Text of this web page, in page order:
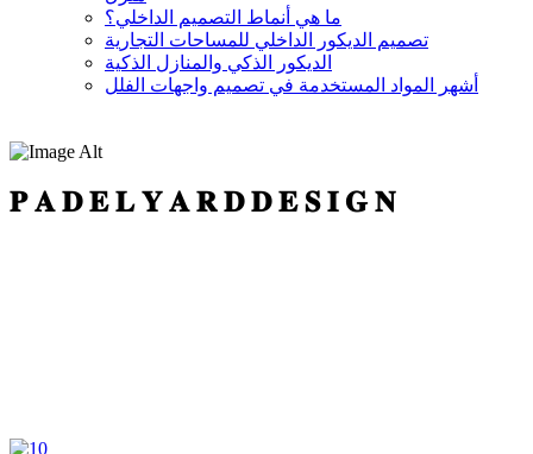
ما هي أنماط التصميم الداخلي؟
تصميم الديكور الداخلي للمساحات التجارية
الديكور الذكي والمنازل الذكية
أشهر المواد المستخدمة في تصميم واجهات الفلل
𝐏 𝐀 𝐃 𝐄 𝐋 𝐘 𝐀 𝐑 𝐃 𝐃 𝐄 𝐒 𝐈 𝐆 𝐍